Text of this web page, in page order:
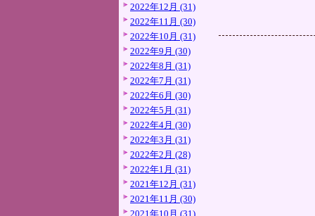
2022年12月 (31)
2022年11月 (30)
2022年10月 (31)
2022年9月 (30)
2022年8月 (31)
2022年7月 (31)
2022年6月 (30)
2022年5月 (31)
2022年4月 (30)
2022年3月 (31)
2022年2月 (28)
2022年1月 (31)
2021年12月 (31)
2021年11月 (30)
2021年10月 (31)